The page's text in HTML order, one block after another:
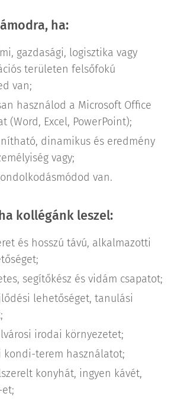
ha:
gazdasági, logisztika vagy
területen felsőfokú
van;
használod a Microsoft Office
(Word, Excel, PowerPoint);
dinamikus és eredmény
vagy;
van.
kollégánk leszel:
és hosszú távú, alkalmazotti
segítőkész és vidám csapatot;
lehetőséget, tanulási
irodai környezetet;
kondi-terem használatot;
konyhát, ingyen kávét,